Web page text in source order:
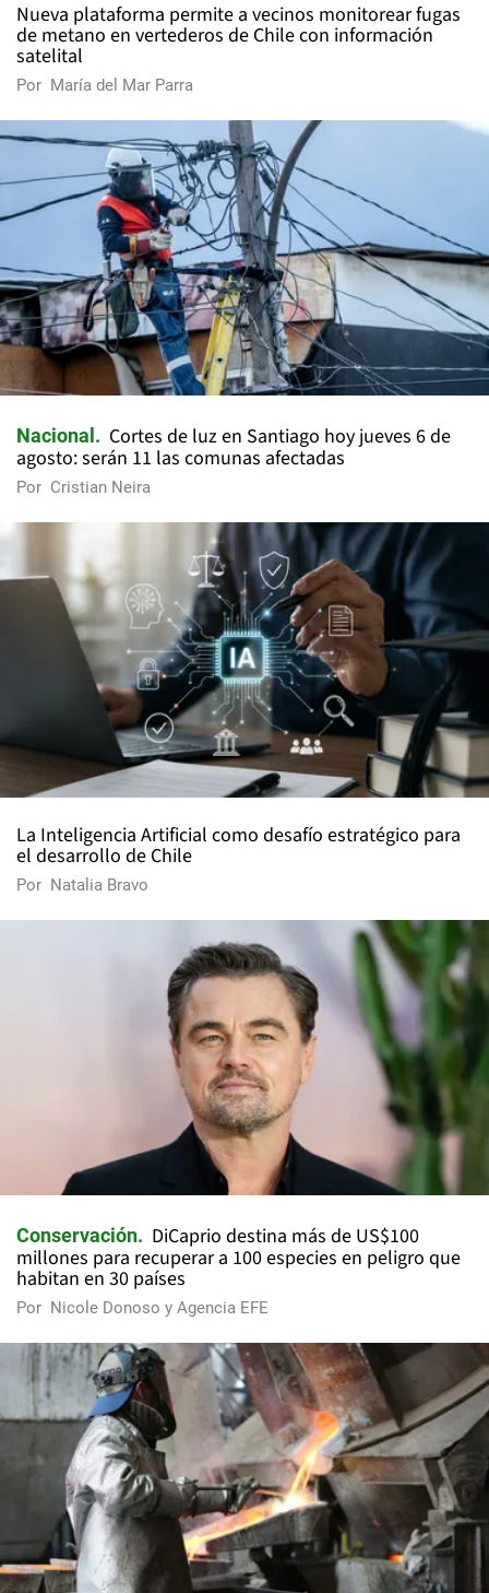
Nueva plataforma permite a vecinos monitorear fugas
de metano en vertederos de Chile con información
satelital
Por María del Mar Parra
Nacional
Cortes de luz en Santiago hoy jueves 6 de
agosto: serán 11 las comunas afectadas
Por Cristian Neira
La Inteligencia Artificial como desafío estratégico para
el desarrollo de Chile
Por Natalia Bravo
Conservación
DiCaprio destina más de US$100
millones para recuperar a 100 especies en peligro que
habitan en 30 países
Por Nicole Donoso y Agencia EFE